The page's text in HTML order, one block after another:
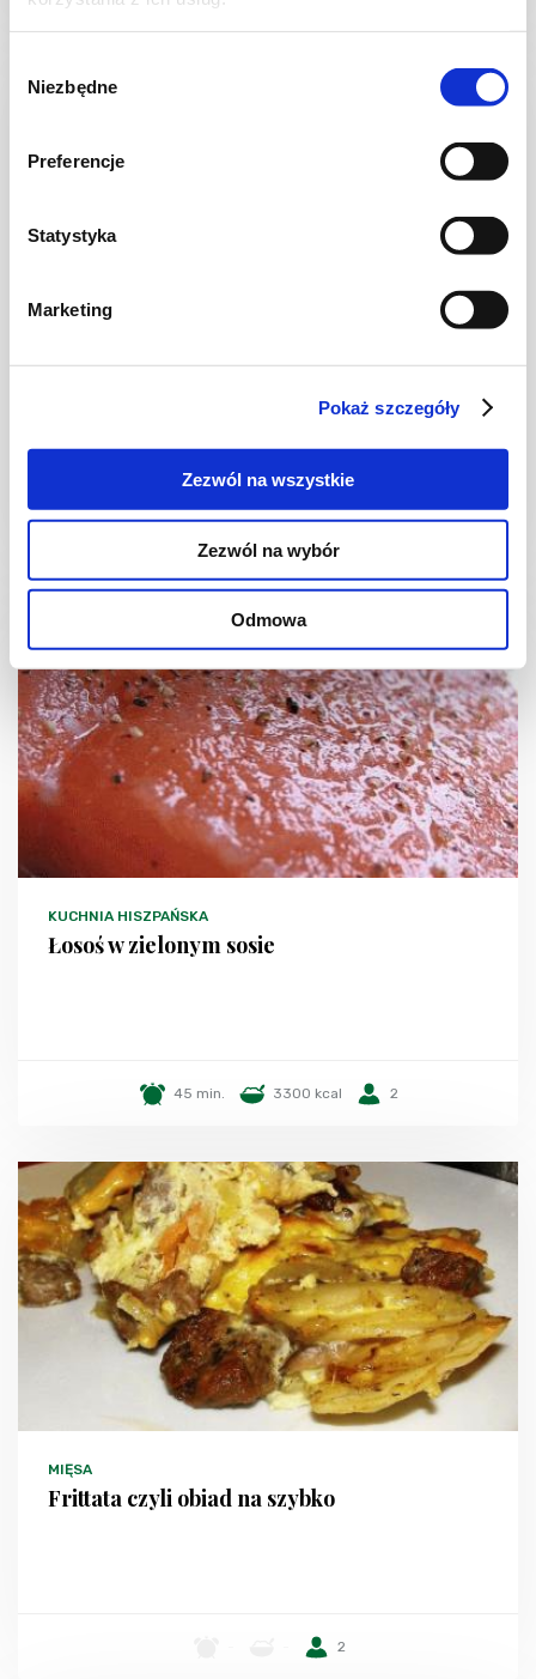
zgody
Niezbędne
Preferencje
Statystyka
Marketing
Pokaż szczegóły
Zezwól na wszystkie
Zezwól na wybór
Odmowa
ZUPY
2 godz.
KUCHNIA HISZPAŃSKA
Łosoś w zielonym sosie
45 min. 3300 kcal 2
MIĘSA
Frittata czyli obiad na szybko
2